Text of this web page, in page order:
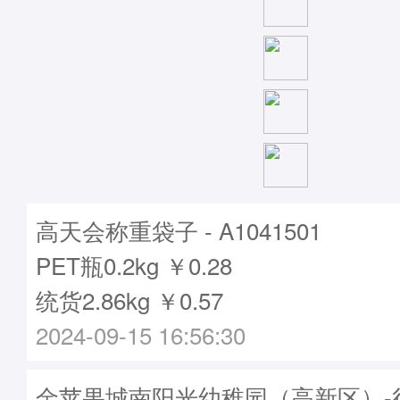
高天会称重袋子 - A1041501
PET瓶0.2kg ￥0.28
统货2.86kg ￥0.57
2024-09-15 16:56:30